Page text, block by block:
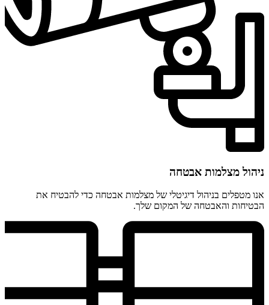
ניהול מצלמות אבטחה
אנו מטפלים בניהול דיגיטלי של מצלמות אבטחה כדי להבטיח את
הבטיחות והאבטחה של המקום שלך.